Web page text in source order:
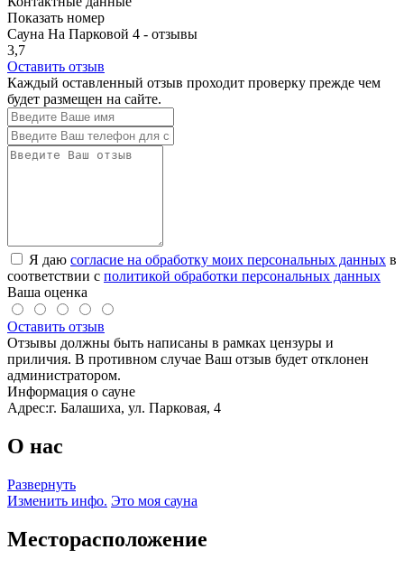
Показать номер
Сауна На Парковой 4 - отзывы
3,7
Оставить отзыв
Каждый оставленный отзыв проходит проверку прежде чем
будет размещен на сайте.
Я даю согласие на обработку моих персональных данных в
соответствии с политикой обработки персональных данных
Ваша оценка
Оставить отзыв
Отзывы должны быть написаны в рамках цензуры и
приличия. В противном случае Ваш отзыв будет отклонен
администратором.
Информация о сауне
Адрес:г. Балашиха, ул. Парковая, 4
О нас
Развернуть
Изменить инфо. Это моя сауна
Месторасположение